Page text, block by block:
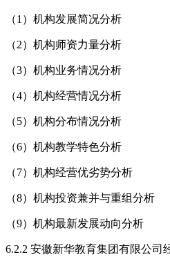
（1）机构发展简况分析
（2）机构师资力量分析
（3）机构业务情况分析
（4）机构经营情况分析
（5）机构分布情况分析
（6）机构教学特色分析
（7）机构经营优劣势分析
（8）机构投资兼并与重组分析
（9）机构最新发展动向分析
6.2.2 安徽新华教育集团有限公司